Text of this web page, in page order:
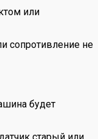
или
сопротивление не
будет
старый или